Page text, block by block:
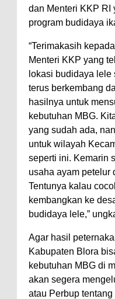
dan Menteri KKP RI
program budidaya
“Terimakasih
Menteri KKP yang
lokasi budidaya
terus berkembang
hasilnya untuk
kebutuhan MBG.
yang sudah ada,
untuk wilayah
seperti ini. Kemarin
usaha ayam petelur
Tentunya kalau
kembangkan ke
budidaya lele,”
Agar hasil
Kabupaten Blora
kebutuhan MBG di
akan segera
atau Perbup